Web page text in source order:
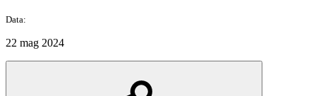
Data:
22 mag 2024